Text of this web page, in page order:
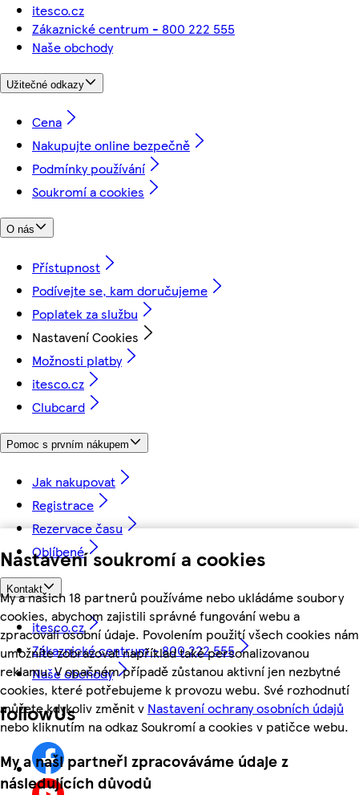
Nastavení soukromí a cookies
My a našich 18 partnerů používáme nebo ukládáme soubory
cookies, abychom zajistili správné fungování webu a
zpracovali osobní údaje. Povolením použití všech cookies nám
umožníte zobrazovat například také personalizovanou
reklamu. V opačném případě zůstanou aktivní jen nezbytné
cookies, které potřebujeme k provozu webu. Své rozhodnutí
můžete kdykoliv změnit v Nastavení ochrany osobních údajů
nebo kliknutím na odkaz Soukromí a cookies v patičce webu.
My a naši partneři zpracováváme údaje z
následujících důvodů
itesco.cz
Zákaznické centrum - 800 222 555
Naše obchody
Užitečné odkazy
Cena
Nakupujte online bezpečně
Podmínky používání
Soukromí a cookies
O nás
Přístupnost
Podívejte se, kam doručujeme
Poplatek za službu
Nastavení Cookies
Možnosti platby
itesco.cz
Clubcard
Pomoc s prvním nákupem
Jak nakupovat
Registrace
Rezervace času
Oblíbené
Kontakt
itesco.cz
Zákaznické centrum - 800 222 555
Naše obchody
followUs